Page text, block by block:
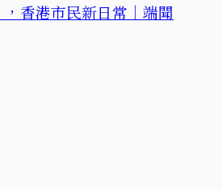
，香港市民新日常｜端聞